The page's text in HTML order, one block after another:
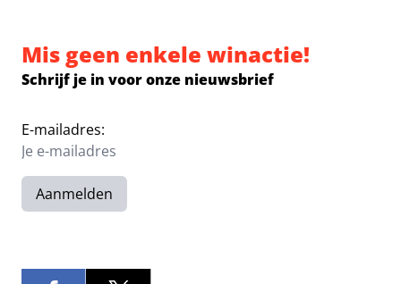
Mis geen enkele winactie!
Schrijf je in voor onze nieuwsbrief
E-mailadres:
Aanmelden